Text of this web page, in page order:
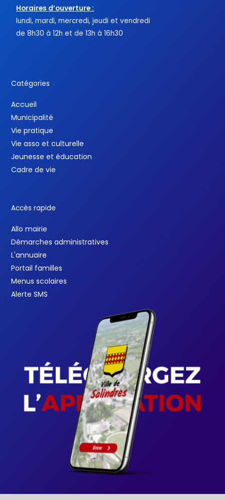
Horaires d’ouverture :
lundi, mardi, mercredi, jeudi et vendredi
de 8h30 à 12h et de 13h à 16h30
Catégories
Accueil
Municipalité
Vie pratique
Vie asso et culturelle
Jeunesse et éducation
Cadre de vie
Accès rapide
Allo mairie
Démarches administratives
L'annuaire
Portail familles
Menus scolaires
Alerte SMS